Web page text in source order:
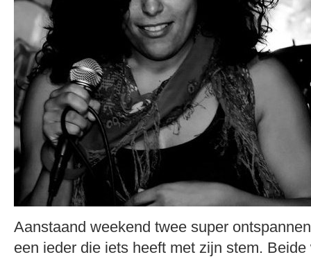
Aanstaand weekend twee super
een ieder die iets heeft met zijn stem.